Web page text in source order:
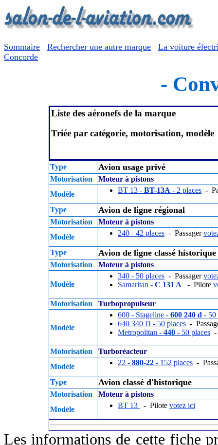
Sommaire Rechercher une autre marque
La voiture
Concorde
-
Liste des aéronefs de la marque
Triée par catégorie, motorisation, modèle
Type Avion usage privé
Motorisation
Moteur à pistons
Modèle
BT 13 - BT-13A - 2 places -
Type Avion de ligne régional
Motorisation
Moteur à pistons
Modèle
240 - 42 places - Passager
Type Avion de ligne classé historique
Motorisation Moteur à pistons
Modèle
340 - 50 places - Passager
Samaritan - C 131 A - Pilote
Motorisation Turbopropulseur
Modèle
600 - Stageline - 600 240 d - 50
640 340 D - 50 places -
Metropolitan - 440 - 50 places -
Motorisation
Turboréacteur
Modèle
22 - 880-22 - 152 places -
Type Avion classé d'historique
Motorisation
Moteur à pistons
Modèle
BT 13 - Pilote votez ici
Les informations de cette fiche